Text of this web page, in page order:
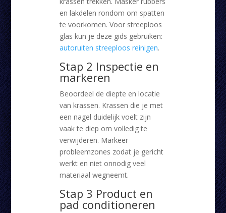
en lakdelen rondom om spatten
te voorkomen. Voor streeploos
glas kun je deze gids gebruiken:
autoruiten streeploos reinigen.
Stap 2 Inspectie en
markeren
Beoordeel de diepte en locatie
van krassen. Krassen die je met
een nagel duidelijk voelt zijn
vaak te diep om volledig te
verwijderen. Markeer
probleemzones zodat je gericht
werkt en niet onnodig veel
materiaal wegneemt.
Stap 3 Product en
pad conditioneren